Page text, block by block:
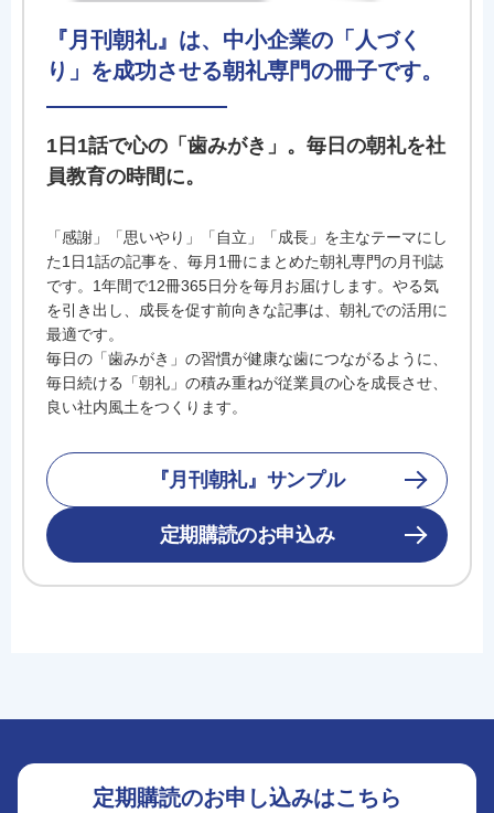
『月刊朝礼』は、中小企業の「人づく
り」を成功させる朝礼専門の冊子です。
1日1話で心の「歯みがき」。毎日の朝礼を社
員教育の時間に。
「感謝」「思いやり」「自立」「成長」を主なテーマにし
た1日1話の記事を、毎月1冊にまとめた朝礼専門の月刊誌
です。1年間で12冊365日分を毎月お届けします。やる気
を引き出し、成長を促す前向きな記事は、朝礼での活用に
最適です。
毎日の「歯みがき」の習慣が健康な歯につながるように、
毎日続ける「朝礼」の積み重ねが従業員の心を成長させ、
良い社内風土をつくります。
『月刊朝礼』サンプル
定期購読のお申込み
定期購読のお申し込みはこちら